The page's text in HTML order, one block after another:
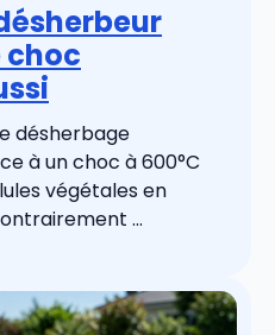
choc
désherbage
à un choc à 600°C
végétales en
...